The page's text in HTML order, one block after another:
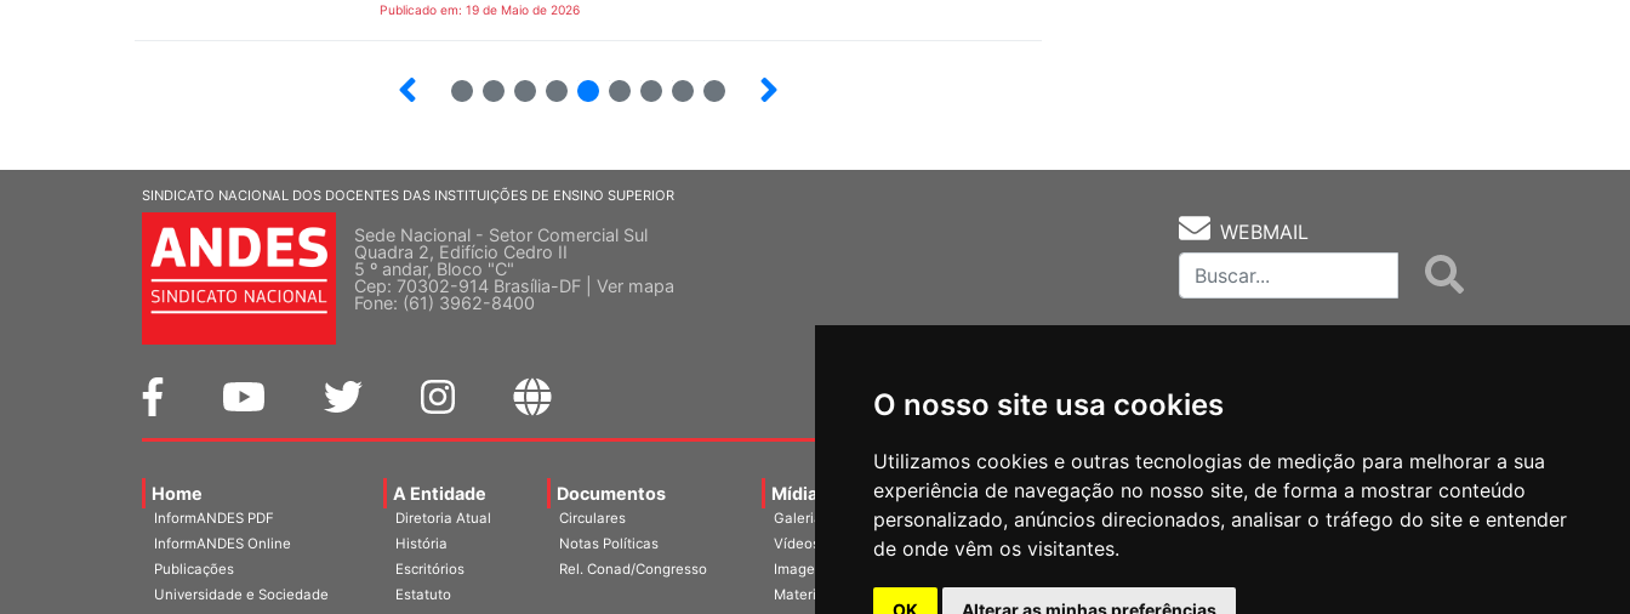
O nosso site usa cookies
Utilizamos cookies e outras tecnologias de medição para melhorar a sua
experiência de navegação no nosso site, de forma a mostrar conteúdo
personalizado, anúncios direcionados, analisar o tráfego do site e entender
de onde vêm os visitantes.
OK Alterar as minhas preferências
Publicado em: 19 de Maio de 2026
SINDICATO NACIONAL DOS DOCENTES DAS INSTITUIÇÕES DE ENSINO SUPERIOR
Sede Nacional - Setor Comercial Sul
Quadra 2, Edifício Cedro II
5 º andar, Bloco "C"
Cep: 70302-914 Brasília-DF | Ver mapa
Fone: (61) 3962-8400
WEBMAIL
Home
InformANDES PDF
InformANDES Online
Publicações
Universidade e Sociedade
A Entidade
Diretoria Atual
História
Escritórios
Estatuto
Documentos
Circulares
Notas Políticas
Rel. Conad/Congresso
Mídias
Galerias
Vídeos
Imagens
Materiais
Agenda Notícias Notas Técnicas Fale Conocsco